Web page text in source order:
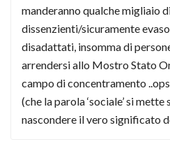
manderanno qualche migliaio
dissenzienti/sicuramente
disadattati, insomma di
arrendersi allo Mostro Stato
campo di concentramento
(che la parola ‘sociale’ si
nascondere il vero significato